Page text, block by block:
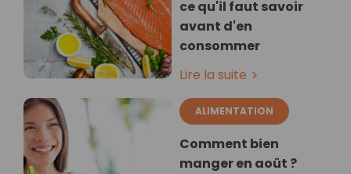
ce qu'il faut savoir
avant d'en
consommer
Lire la suite
ALIMENTATION
Comment bien
manger en août ?